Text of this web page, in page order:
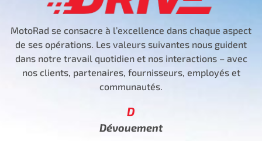
MotoRad se consacre à l’excellence dans chaque aspect
de ses opérations. Les valeurs suivantes nous guident
dans notre travail quotidien et nos interactions – avec
nos clients, partenaires, fournisseurs, employés et
communautés.
D
Dévouement